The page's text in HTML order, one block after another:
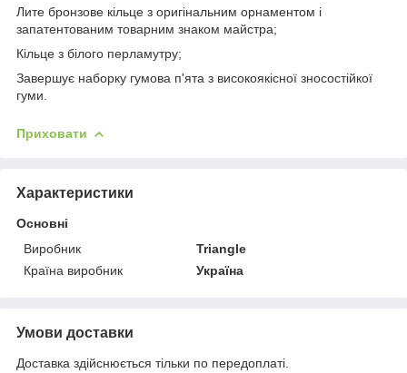
Лите бронзове кільце з оригінальним орнаментом і
запатентованим товарним знаком майстра;
Кільце з білого перламутру;
Завершує наборку гумова п'ята з високоякісної зносостійкої
гуми.
Приховати
Характеристики
Основні
Виробник
Triangle
Країна виробник
Україна
Умови доставки
Доставка здійснюється тільки по передоплаті.